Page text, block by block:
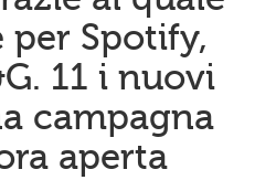
per Spotify,
11 i nuovi
campagna
aperta